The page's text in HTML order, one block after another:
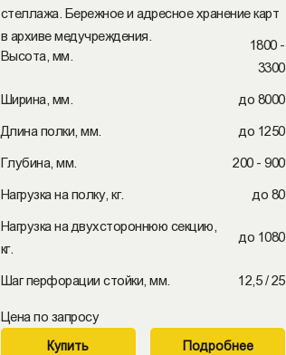
стеллажа. Бережное и адресное хранение карт
в архиве медучреждения.
Высота, мм.
1800 -
3300
Ширина, мм. до 8000
Длина полки, мм. до 1250
Глубина, мм. 200 - 900
Нагрузка на полку, кг. до 80
Нагрузка на двухстороннюю секцию,
кг.
до 1080
Шаг перфорации стойки, мм. 12,5 / 25
Цена по запросу
Купить Подробнее